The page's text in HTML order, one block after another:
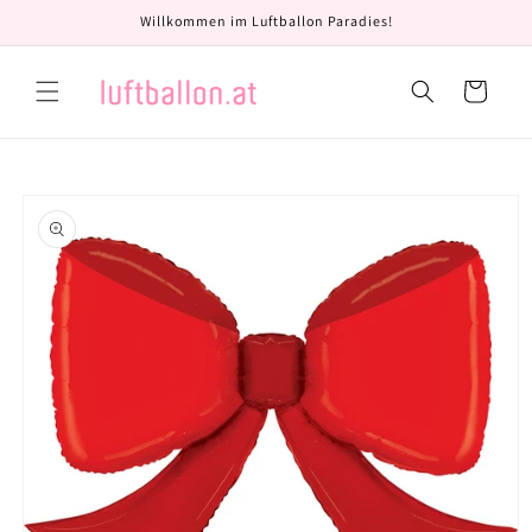
Inhalt
Willkommen im Luftballon Paradies!
Warenkorb